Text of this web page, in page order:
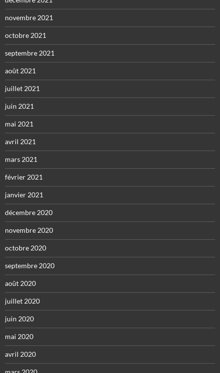
novembre 2021
octobre 2021
septembre 2021
août 2021
juillet 2021
juin 2021
mai 2021
avril 2021
mars 2021
février 2021
janvier 2021
décembre 2020
novembre 2020
octobre 2020
septembre 2020
août 2020
juillet 2020
juin 2020
mai 2020
avril 2020